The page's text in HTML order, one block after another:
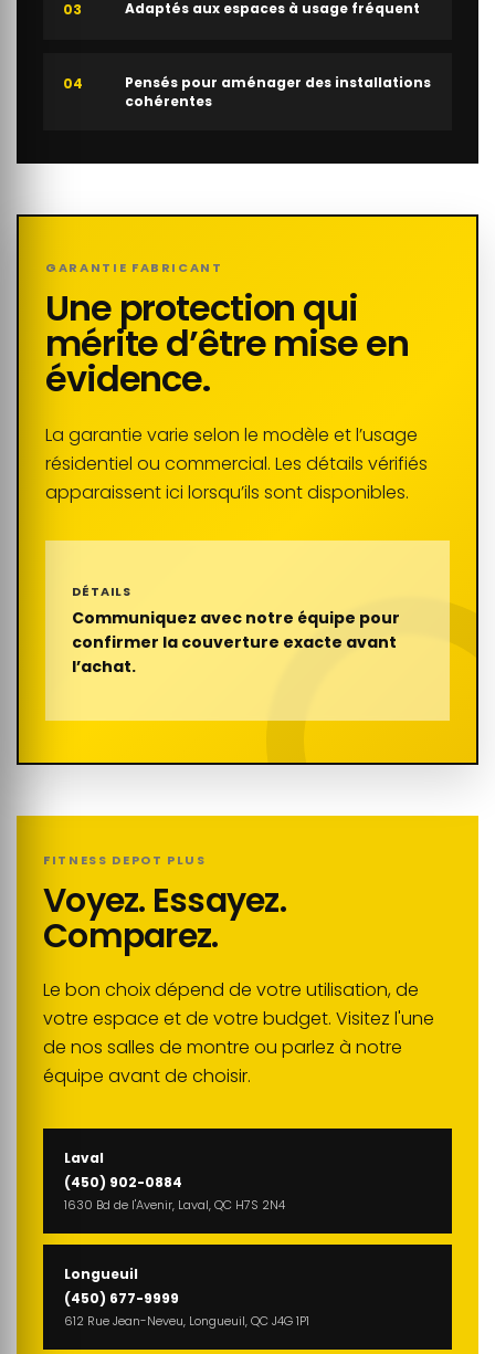
03 Adaptés aux espaces à usage fréquent
04
Pensés pour aménager des installations
cohérentes
GARANTIE FABRICANT
Une protection qui
mérite d’être mise en
évidence.
La garantie varie selon le modèle et l’usage
résidentiel ou commercial. Les détails vérifiés
apparaissent ici lorsqu’ils sont disponibles.
DÉTAILS
Communiquez avec notre équipe pour
confirmer la couverture exacte avant
l’achat.
FITNESS DEPOT PLUS
Voyez. Essayez.
Comparez.
Le bon choix dépend de votre utilisation, de
votre espace et de votre budget. Visitez l'une
de nos salles de montre ou parlez à notre
équipe avant de choisir.
Laval
(450) 902-0884
1630 Bd de l'Avenir, Laval, QC H7S 2N4
Longueuil
(450) 677-9999
612 Rue Jean-Neveu, Longueuil, QC J4G 1P1